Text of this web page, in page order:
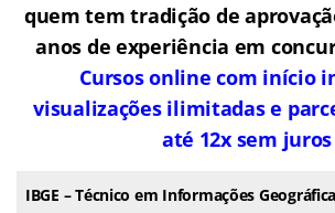
quem tem tradição de
anos de experiência em
Cursos online com início
visualizações ilimitadas e
até 12x sem juros
IBGE – Técnico em Informações